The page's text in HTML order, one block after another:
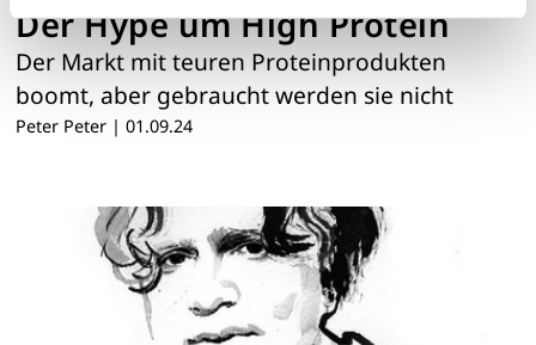
Der Hype um High Protein
Der Markt mit teuren Proteinprodukten
boomt, aber gebraucht werden sie nicht
Peter Peter | 01.09.24